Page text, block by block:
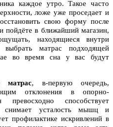
каждое утро. Такое часто
ложе уже проседает и
свою форму после
пойдёте в ближайший магазин,
находящиеся внутри
матрас подходящей
во время сна у вас будут
матрас, в-первую очередь,
отклонения в опорно-
способствует
снимает усталость мышц и
профилактике искривлений в